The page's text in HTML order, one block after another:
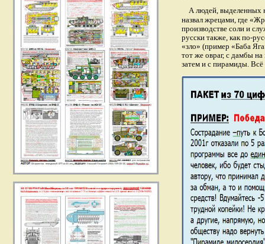
А людей, выделенных
назвал жрецами, где
производстве соли и
русски также, как по-
«зло» (пример «Баба
тот же овраг, с дамбы
затем и с пирамиды.